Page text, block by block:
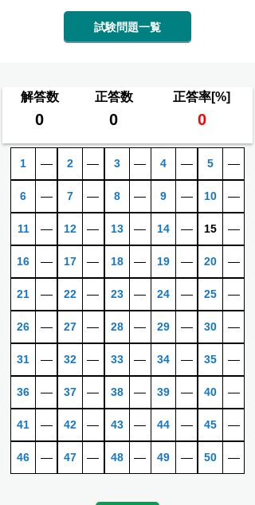
試験問題一覧
解答数 正答数 正答率[%]
0 0 0
1 ―
6 ―
11 ―
16 ―
21 ―
26 ―
31 ―
36 ―
41 ―
46 ―
2 ―
7 ―
12 ―
17 ―
22 ―
27 ―
32 ―
37 ―
42 ―
47 ―
3 ―
8 ―
13 ―
18 ―
23 ―
28 ―
33 ―
38 ―
43 ―
48 ―
4 ―
9 ―
14 ―
19 ―
24 ―
29 ―
34 ―
39 ―
44 ―
49 ―
5 ―
10 ―
15 ―
20 ―
25 ―
30 ―
35 ―
40 ―
45 ―
50 ―